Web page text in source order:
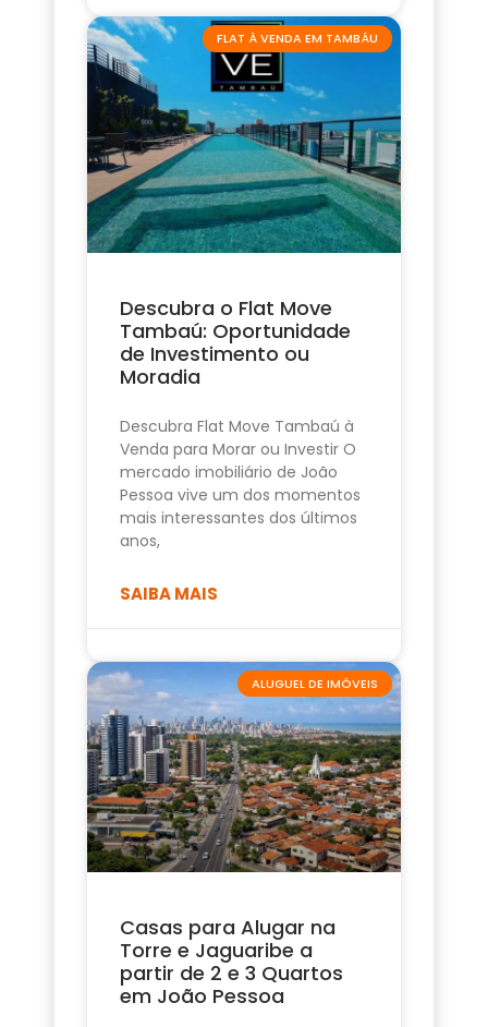
FLAT À VENDA EM TAMBÁU
Descubra o Flat Move
Tambaú: Oportunidade
de Investimento ou
Moradia
Descubra Flat Move Tambaú à
Venda para Morar ou Investir O
mercado imobiliário de João
Pessoa vive um dos momentos
mais interessantes dos últimos
anos,
SAIBA MAIS
ALUGUEL DE IMÓVEIS
Casas para Alugar na
Torre e Jaguaribe a
partir de 2 e 3 Quartos
em João Pessoa